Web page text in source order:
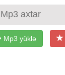
Mp3 yüklə